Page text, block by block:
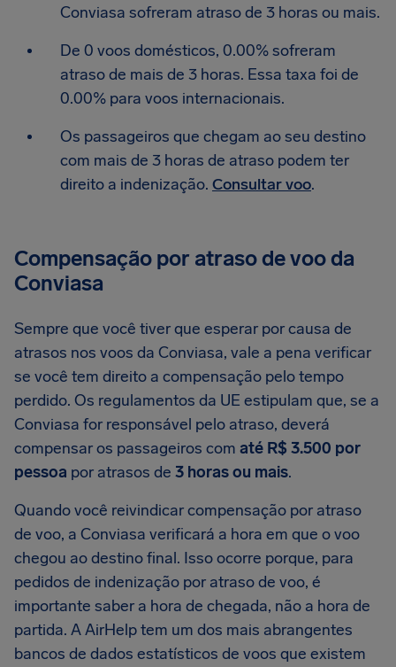
Conviasa sofreram atraso de 3 horas ou mais.
De 0 voos domésticos, 0.00% sofreram
atraso de mais de 3 horas. Essa taxa foi de
0.00% para voos internacionais.
Os passageiros que chegam ao seu destino
com mais de 3 horas de atraso podem ter
direito a indenização. Consultar voo.
Compensação por atraso de voo da
Conviasa
Sempre que você tiver que esperar por causa de
atrasos nos voos da Conviasa, vale a pena verificar
se você tem direito a compensação pelo tempo
perdido. Os regulamentos da UE estipulam que, se a
Conviasa for responsável pelo atraso, deverá
compensar os passageiros com até R$ 3.500 por
pessoa por atrasos de 3 horas ou mais.
Quando você reivindicar compensação por atraso
de voo, a Conviasa verificará a hora em que o voo
chegou ao destino final. Isso ocorre porque, para
pedidos de indenização por atraso de voo, é
importante saber a hora de chegada, não a hora de
partida. A AirHelp tem um dos mais abrangentes
bancos de dados estatísticos de voos que existem